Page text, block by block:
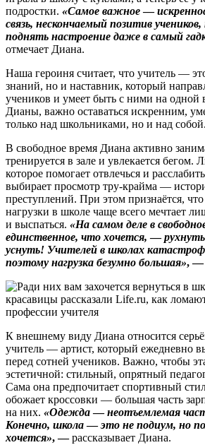
подростки. «Самое важное —
связь, нескончаемый позитив
поднять настроение даже в самый
отмечает Диана.
Наша героиня считает, что учитель —
знаний, но и наставник, который
учеников и умеет быть с ними на
Дианы, важно оставаться искренним,
только над школьниками, но и над собой.
В свободное время Диана активно
тренируется в зале и увлекается бегом.
которое помогает отвлечься и
выбирает просмотр тру-крайма —
преступлений. При этом признаётся,
нагрузки в школе чаще всего мечтает
и выспаться. «На самом деле в
единственное, что хочется, —
уснуть! Учителей в школах
поэтому нагрузка безумно большая», —
К внешнему виду Диана относится
учитель — артист, который ежедневно
перед сотней учеников. Важно, чтобы
эстетичной: стильный, опрятный
Сама она предпочитает спортивный
обожает кроссовки — большая часть
на них. «Одежда—неотъемлемая
Конечно, школа—это не подиум, но
хочется», —рассказывает Диана.